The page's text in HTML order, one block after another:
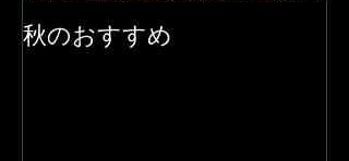
秋のおすすめ